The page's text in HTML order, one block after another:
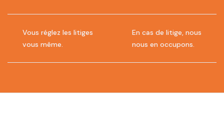
Vous réglez les litiges
vous même.
En cas de litige, nous
nous en occupons.